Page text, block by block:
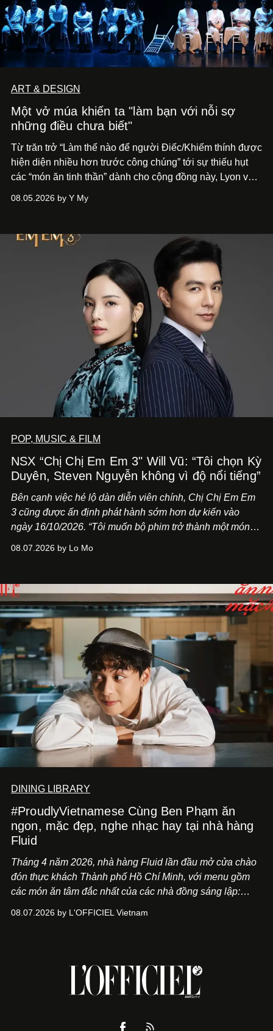
ART & DESIGN
Một vở múa khiến ta "làm bạn với nỗi sợ
những điều chưa biết"
Từ trăn trở “Làm thế nào để người Điếc/Khiếm thính được
hiện diện nhiều hơn trước công chúng” tới sự thiếu hụt
các “món ăn tinh thần” dành cho cộng đồng này, Lyon và
phẩm múa đương đại thành hiện thực, mang tên Lắng
08.05.2026 by Y My
POP, MUSIC & FILM
NSX “Chị Chị Em Em 3" Will Vũ: “Tôi chọn Kỳ
Duyên, Steven Nguyễn không vì độ nổi tiếng”
Bên cạnh việc hé lộ dàn diễn viên chính, Chị Chị Em Em
3 cũng được ấn định phát hành sớm hơn dự kiến vào
ngày 16/10/2026. “Tôi muốn bộ phim trở thành một món
Việt Nam”, NSX Will Vũ cho biết.
08.07.2026 by Lo Mo
DINING LIBRARY
#ProudlyVietnamese Cùng Ben Phạm ăn
ngon, mặc đẹp, nghe nhạc hay tại nhà hàng
Fluid
Tháng 4 năm 2026, nhà hàng Fluid lần đầu mở cửa chào
đón thực khách Thành phố Hồ Chí Minh, với menu gồm
các món ăn tâm đắc nhất của các nhà đồng sáng lập:
món ăn đa dạng từ Á đến Âu nhanh chóng được yêu thích
08.07.2026 by L'OFFICIEL Vietnam